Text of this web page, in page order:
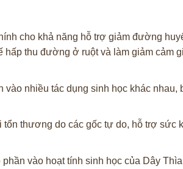
cho khả năng hỗ trợ giảm đường
thu đường ở ruột và làm giảm cảm
nhiều tác dụng sinh học khác nhau,
thương do các gốc tự do, hỗ trợ sức
vào hoạt tính sinh học của Dây